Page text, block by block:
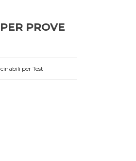
PROVE
per Test